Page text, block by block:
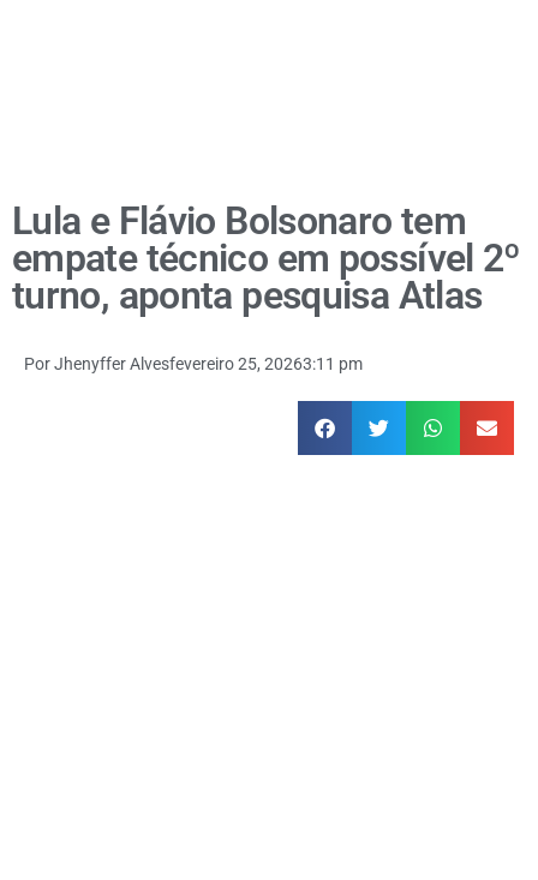
Lula e Flávio Bolsonaro tem
empate técnico em possível 2º
turno, aponta pesquisa Atlas
PorJhenyffer Alvesfevereiro 25, 20263:11 pm